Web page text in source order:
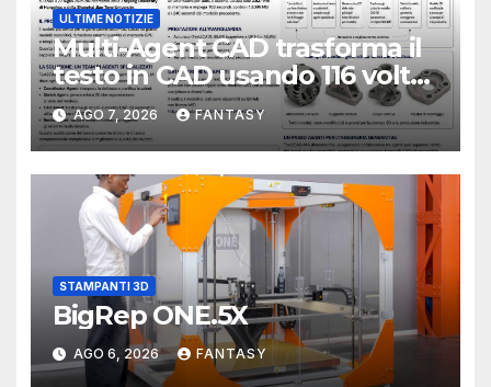
ULTIME NOTIZIE
Multi-Agent CAD trasforma il
testo in CAD usando 116 volte
meno token
AGO 7, 2026 FANTASY
STAMPANTI 3D
BigRep ONE.5X
AGO 6, 2026 FANTASY